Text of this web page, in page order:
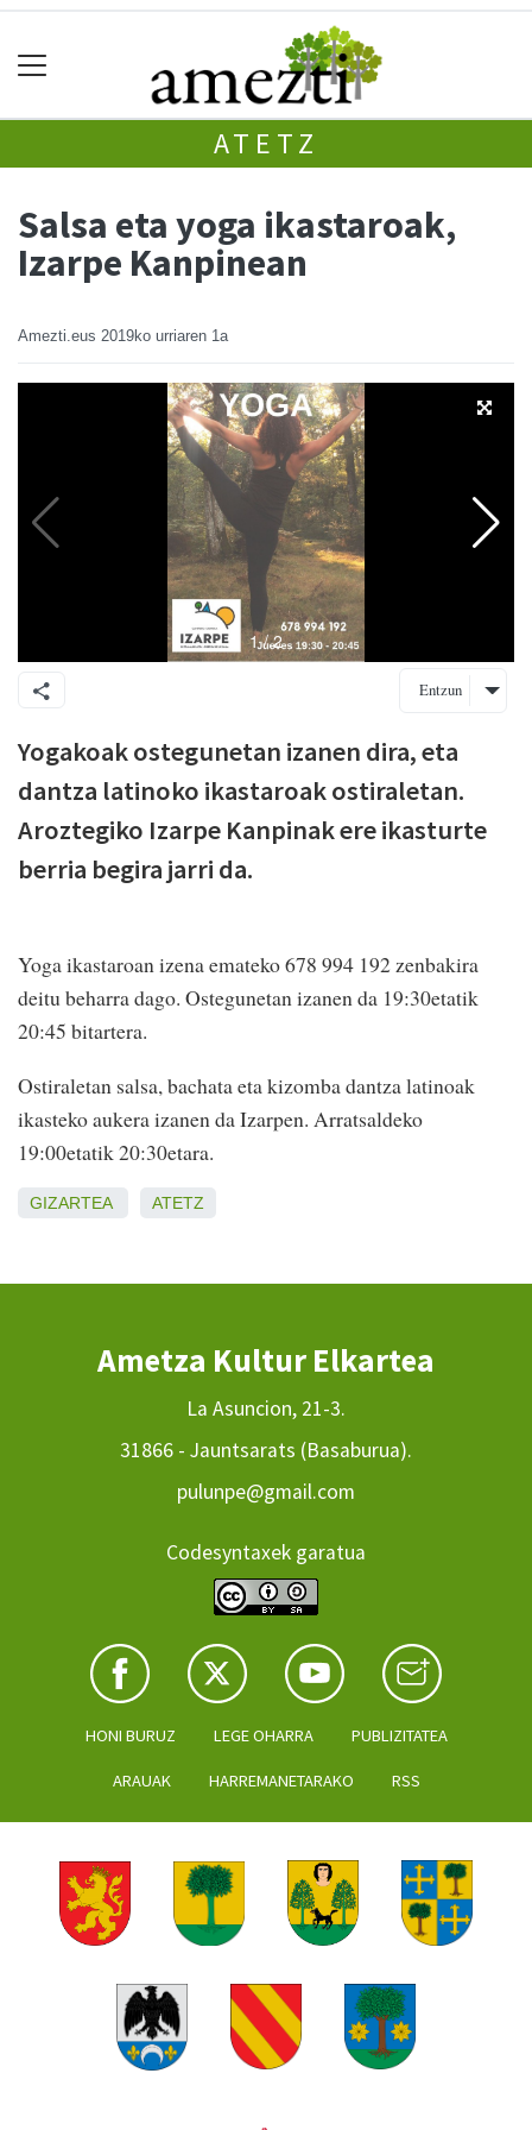
ATETZ
Salsa eta yoga ikastaroak,
Izarpe Kanpinean
Amezti.eus 2019ko urriaren 1a
Entzun
Yogakoak ostegunetan izanen dira, eta
dantza latinoko ikastaroak ostiraletan.
Aroztegiko Izarpe Kanpinak ere ikasturte
berria begira jarri da.
Yoga ikastaroan izena emateko 678 994 192 zenbakira
deitu beharra dago. Ostegunetan izanen da 19:30etatik
20:45 bitartera.
Ostiraletan salsa, bachata eta kizomba dantza latinoak
ikasteko aukera izanen da Izarpen. Arratsaldeko
19:00etatik 20:30etara.
GIZARTEA ATETZ
Ametza Kultur Elkartea
La Asuncion, 21-3.
31866 - Jauntsarats (Basaburua).
pulunpe@gmail.com
Codesyntaxek garatua
HONI BURUZ LEGE OHARRA PUBLIZITATEA
ARAUAK HARREMANETARAKO RSS